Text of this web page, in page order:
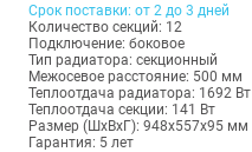
Срок поставки: от 2 до 3 дней
Количество секций: 12
Подключение: боковое
Тип радиатора: секционный
Межосевое расстояние: 500 мм
Теплоотдача радиатора: 1692 Вт
Теплоотдача секции: 141 Вт
Размер (ШхВхГ): 948х557х95 мм
Гарантия: 5 лет